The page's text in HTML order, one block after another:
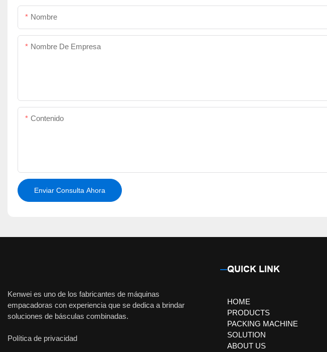
Nombre
Nombre De Empresa
Contenido
Enviar Consulta Ahora
Kenwei es uno de los fabricantes de máquinas
empacadoras con experiencia que se dedica a brindar
soluciones de básculas combinadas.
Política de privacidad
QUICK LINK
HOME
PRODUCTS
PACKING MACHINE
SOLUTION
ABOUT US